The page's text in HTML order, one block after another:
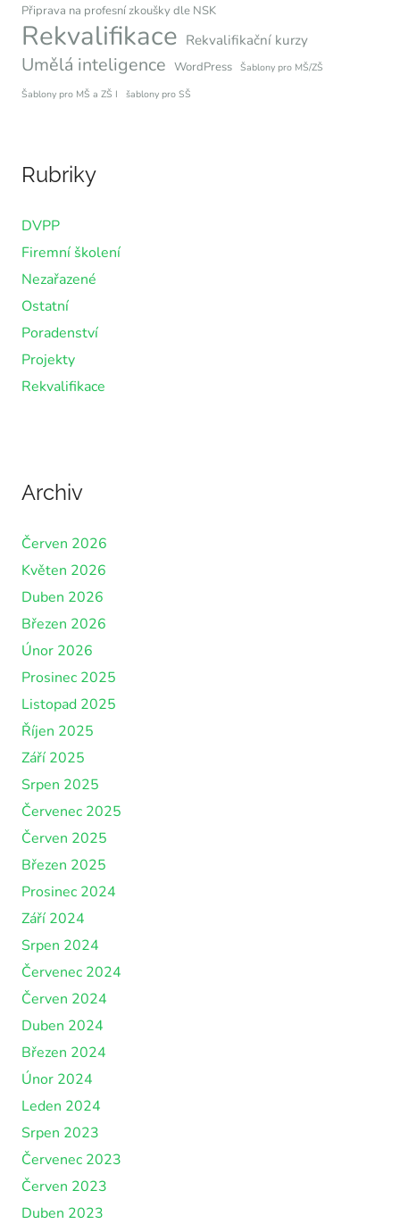
Připrava na profesní zkoušky dle NSK
Rekvalifikace Rekvalifikační kurzy
Umělá inteligence WordPress Šablony pro MŠ/ZŠ
Šablony pro MŠ a ZŠ I
šablony pro SŠ
Rubriky
DVPP
Firemní školení
Nezařazené
Ostatní
Poradenství
Projekty
Rekvalifikace
Archiv
Červen 2026
Květen 2026
Duben 2026
Březen 2026
Únor 2026
Prosinec 2025
Listopad 2025
Říjen 2025
Září 2025
Srpen 2025
Červenec 2025
Červen 2025
Březen 2025
Prosinec 2024
Září 2024
Srpen 2024
Červenec 2024
Červen 2024
Duben 2024
Březen 2024
Únor 2024
Leden 2024
Srpen 2023
Červenec 2023
Červen 2023
Duben 2023